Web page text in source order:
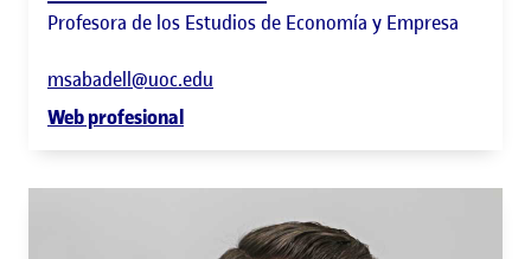
Profesora de los Estudios de Economía y Empresa
msabadell@uoc.edu
Web profesional